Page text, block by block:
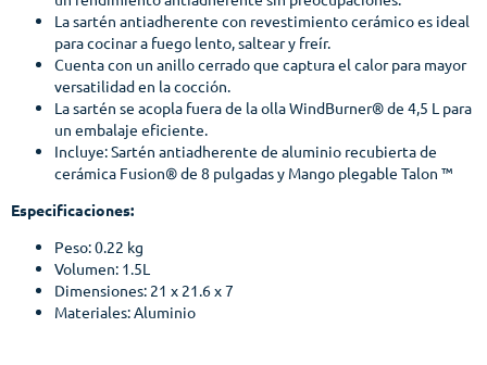
La sartén antiadherente con revestimiento cerámico es ideal
para cocinar a fuego lento, saltear y freír.
Cuenta con un anillo cerrado que captura el calor para mayor
versatilidad en la cocción.
La sartén se acopla fuera de la olla WindBurner® de 4,5 L para
un embalaje eficiente.
Incluye: Sartén antiadherente de aluminio recubierta de
cerámica Fusion® de 8 pulgadas y Mango plegable Talon ™
Especificaciones:
Peso: 0.22 kg
Volumen: 1.5L
Dimensiones: 21 x 21.6 x 7
Materiales: Aluminio